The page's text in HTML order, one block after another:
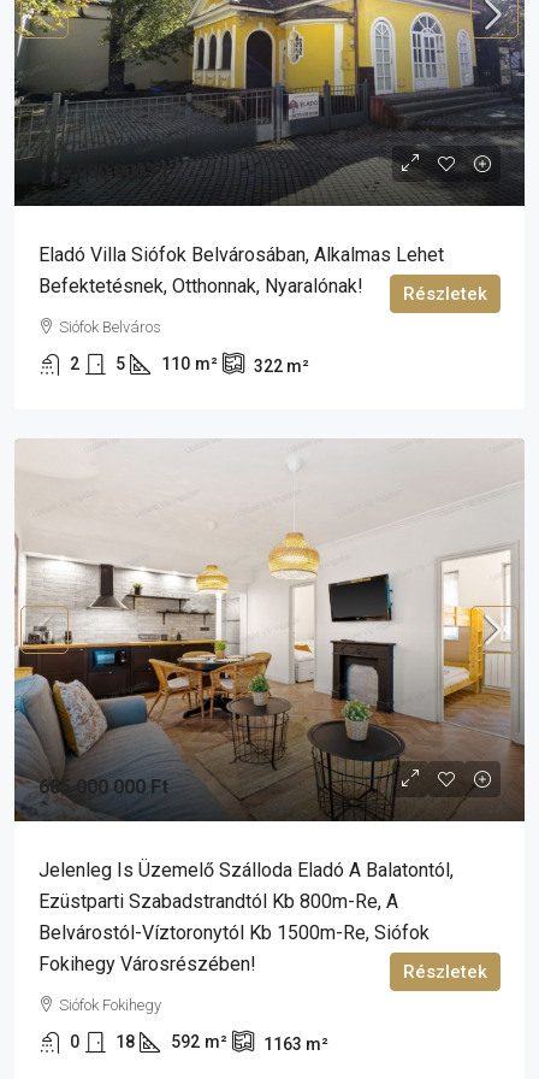
139 900 000 Ft
Eladó Villa Siófok Belvárosában, Alkalmas Lehet
Befektetésnek, Otthonnak, Nyaralónak!
Siófok Belváros
2 5 110 m² 322 m²
Részletek
685 000 000 Ft
Jelenleg Is Üzemelő Szálloda Eladó A Balatontól,
Ezüstparti Szabadstrandtól Kb 800m-Re, A
Belvárostól-Víztoronytól Kb 1500m-Re, Siófok
Fokihegy Városrészében!
Siófok Fokihegy
0 18 592 m² 1163 m²
Részletek